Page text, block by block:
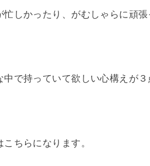
忙しかったり、がむしゃらに頑
中で持っていて欲しい心構えが３
こちらになります。